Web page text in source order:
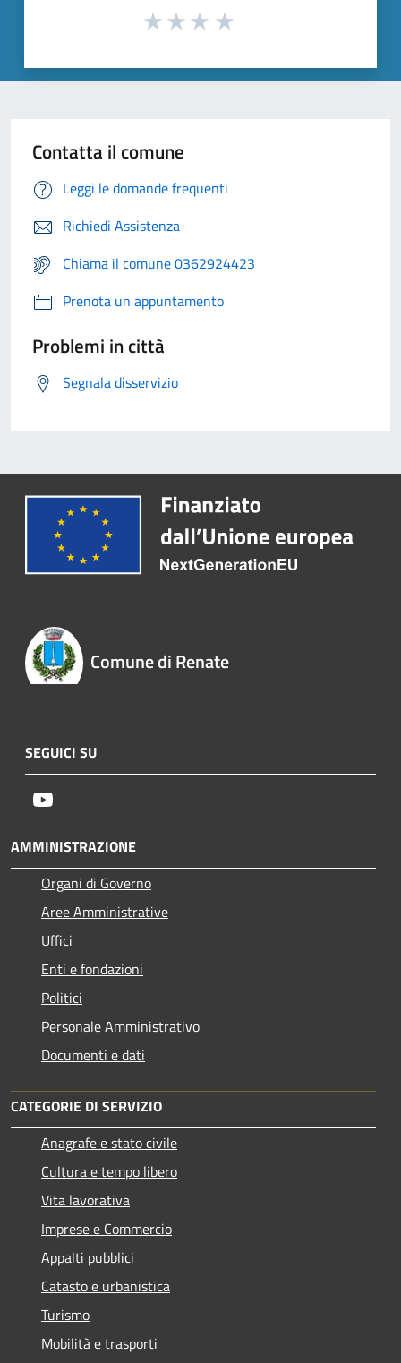
Contatta il comune
Leggi le domande frequenti
Richiedi Assistenza
Chiama il comune 0362924423
Prenota un appuntamento
Problemi in città
Segnala disservizio
Comune di Renate
SEGUICI SU
AMMINISTRAZIONE
Organi di Governo
Aree Amministrative
Uffici
Enti e fondazioni
Politici
Personale Amministrativo
Documenti e dati
CATEGORIE DI SERVIZIO
Anagrafe e stato civile
Cultura e tempo libero
Vita lavorativa
Imprese e Commercio
Appalti pubblici
Catasto e urbanistica
Turismo
Mobilità e trasporti